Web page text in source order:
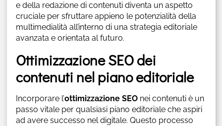
e della redazione di contenuti diventa un aspetto
cruciale per sfruttare appieno le potenzialità della
multimedialità all’interno di una strategia editoriale
avanzata e orientata al futuro.
Ottimizzazione SEO dei
contenuti nel piano editoriale
Incorporare l’ottimizzazione SEOnei contenuti è un
passo vitale per qualsiasi piano editoriale che aspiri
ad avere successo nel digitale. Questo processo